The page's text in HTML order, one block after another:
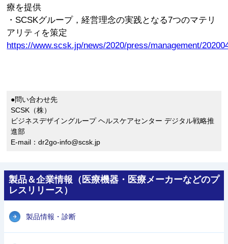
療を提供
・SCSKグループ，経営理念の実践となる7つのマテリ
アリティを策定
https://www.scsk.jp/news/2020/press/management/
●問い合わせ先
SCSK（株）
ビジネスデザイングループ ヘルスケアセンター デジタル戦略推
進部
E-mail：dr2go-info@scsk.jp
製品＆企業情報（医療機器・医療メーカーなどのプ
レスリリース）
製品情報・診断